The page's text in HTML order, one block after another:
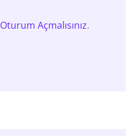
Oturum Açmalısınız.